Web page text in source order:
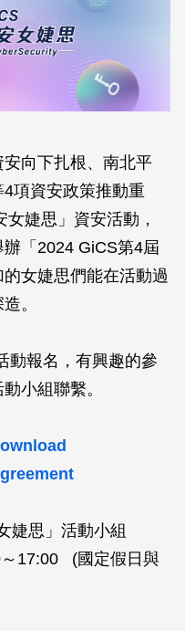
向下扎根、南北平
項資安政策推動重
婕思」資安活動，
「2024 GiCS第4屆
女婕思們能在活動過
。
動報名，有興趣的參
小組聯繫。
婕思」活動小組
17:00 (國定假日與